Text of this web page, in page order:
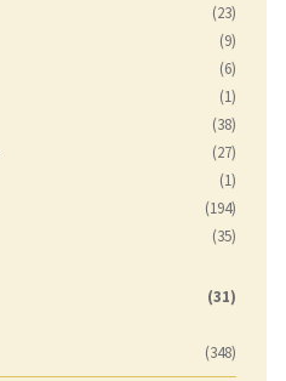
(23)
(9)
(6)
(1)
(38)
(27)
(1)
(194)
(35)
(31)
(348)